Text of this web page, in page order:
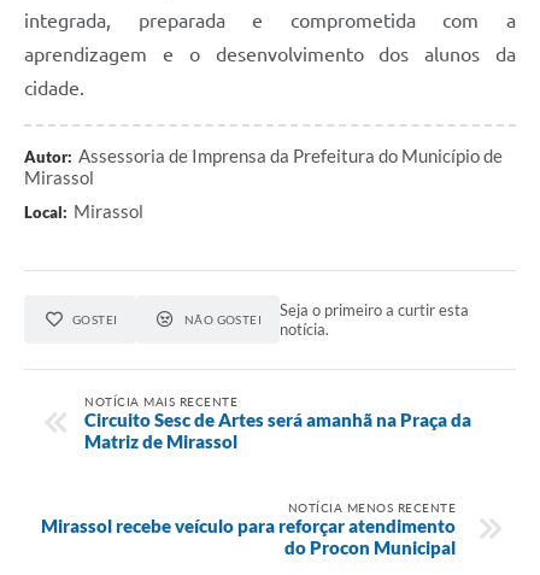
integrada, preparada e comprometida com a
aprendizagem e o desenvolvimento dos alunos da
cidade.
Autor: Assessoria de Imprensa da Prefeitura do Município de
Mirassol
Local: Mirassol
GOSTEI NÃO GOSTEI
Seja o primeiro a curtir esta
notícia.
NOTÍCIA MAIS RECENTE
Circuito Sesc de Artes será amanhã na Praça da
Matriz de Mirassol
NOTÍCIA MENOS RECENTE
Mirassol recebe veículo para reforçar atendimento
do Procon Municipal